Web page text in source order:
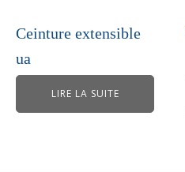
Ceinture extensible
ua
LIRE LA SUITE